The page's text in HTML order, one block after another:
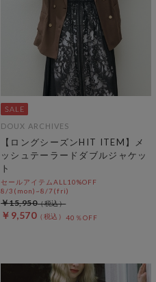
DOUX ARCHIVES
【ロングシーズンHIT ITEM】メ
ッシュテーラードダブルジャケッ
ト
セールアイテムALL10%OFF
8/3(mon)~8/7(fri)
￥9,570 40％OFF
￥15,950